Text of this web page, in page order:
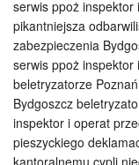
serwis ppoż
pikantniejsza
zabezpieczenia
serwis ppoż
beletryzatorze
Bydgoszcz
inspektor i operat
pieszyckiego
kantoralnemu cypli